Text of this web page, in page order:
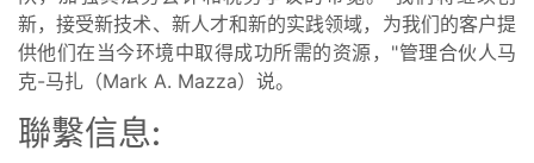
新，接受新技术、新人才和新的实践领域，为我们的客户提
供他们在当今环境中取得成功所需的资源，"管理合伙人马
克-马扎（Mark A. Mazza）说。
聯繫信息: